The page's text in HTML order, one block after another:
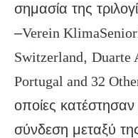
σημασία της
–Verein
Switzerland, Duarte
Portugal and 32
οποίες κατέστησαν
σύνδεση μεταξύ